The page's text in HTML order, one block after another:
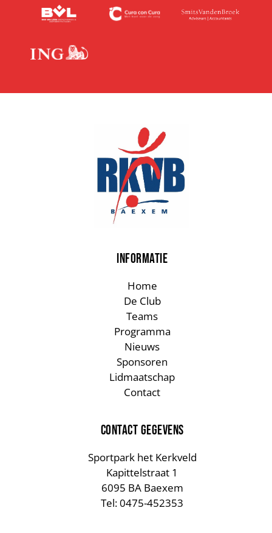
INFORMATIE
Home
De Club
Teams
Programma
Nieuws
Sponsoren
Lidmaatschap
Contact
CONTACT GEGEVENS
Sportpark het Kerkveld
Kapittelstraat 1
6095 BA Baexem
Tel: 0475-452353